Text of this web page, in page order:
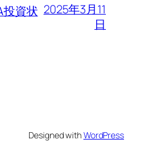
投資状 2025年3月11
日
Designed withWordPress